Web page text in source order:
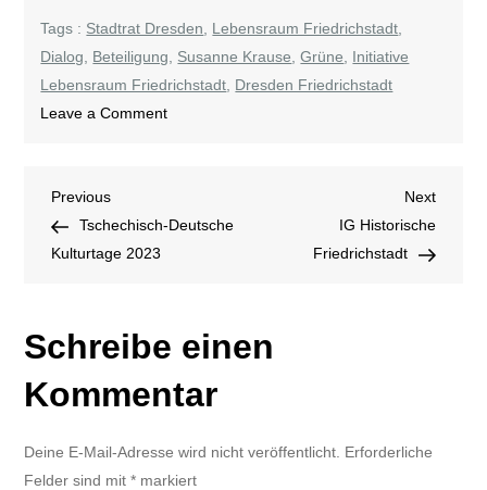
Tags : Stadtrat Dresden, Lebensraum Friedrichstadt,
Dialog, Beteiligung, Susanne Krause,Grüne, Initiative
Lebensraum Friedrichstadt, Dresden Friedrichstadt
Leave a Commenton
Beitragsnavigation
Previous
Post
Previous
Tschechisch-Deutsche
Kulturtage 2023
Next
Post
Next
IG Historische
Friedrichstadt
Schreibe einen
Kommentar
Deine E-Mail-Adresse wird nicht veröffentlicht. Erforderliche
Felder sind mit* markiert